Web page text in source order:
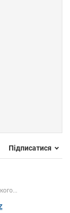
Підписатися